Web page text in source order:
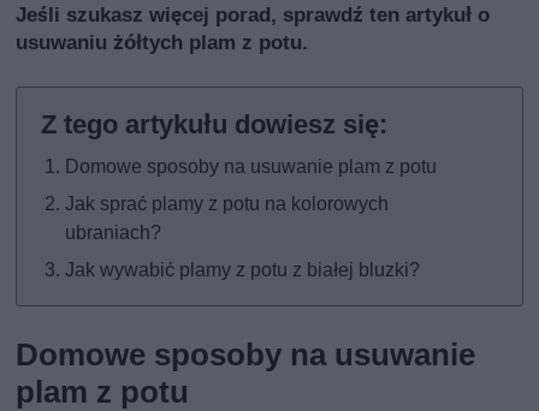
Jeśli szukasz więcej porad, sprawdźten artykuł o
usuwaniu żółtych plam z potu.
Domowe sposoby na usuwanie plam z potu
Jak sprać plamy z potu na kolorowych
ubraniach?
Jak wywabić plamy z potu z białej bluzki?
Domowe sposoby na usuwanie
plam z potu